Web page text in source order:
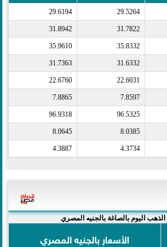
29.5264
29.6194
31.7822
31.8942
35.8332
35.9610
31.6332
31.7363
22.6031
22.6760
7.8597
7.8865
96.5325
96.9318
8.0385
8.0645
4.3734
4.3887
اليوم بالصاغة بالجنيه المصري
الأسعار بالجنيه المصري